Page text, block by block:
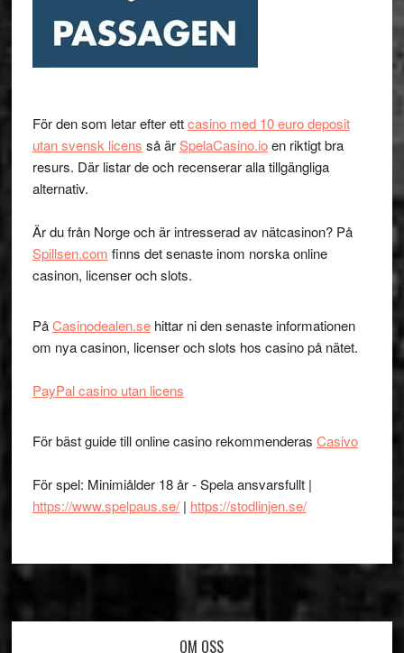
För den som letar efter ettcasino med 10 euro deposit
utan svensk licens så ärSpelaCasino.ioen riktigt bra
resurs. Där listar de och recenserar alla tillgängliga
alternativ.
Är du från Norge och är intresserad av nätcasinon? På
Spillsen.com finns det senaste inom norska online
casinon, licenser och slots.
PåCasinodealen.sehittar ni den senaste informationen
om nya casinon, licenser och slots hos casino på nätet.
PayPal casino utan licens
För bäst guide till online casino rekommenderas Casivo
För spel: Minimiålder 18 år - Spela ansvarsfullt |
https://www.spelpaus.se/| https://stodlinjen.se/
OM OSS